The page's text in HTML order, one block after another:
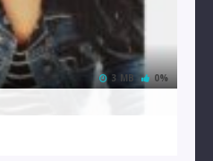
3 MB 0%